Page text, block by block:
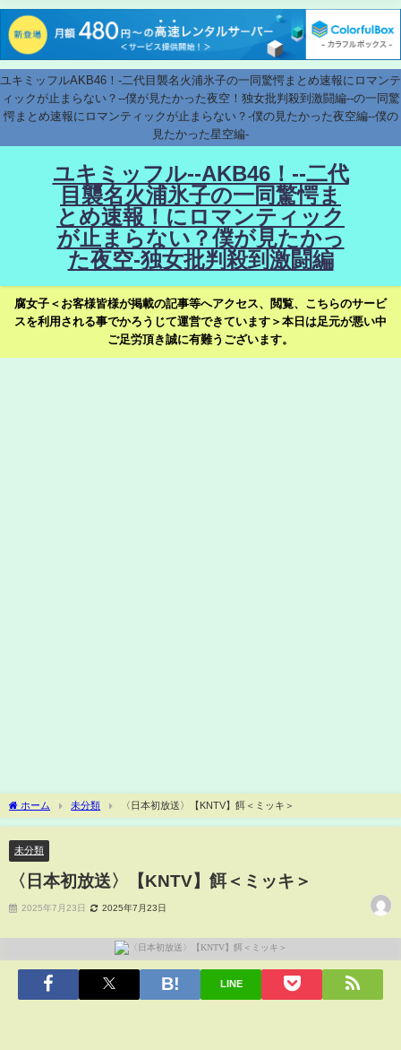
ユキミッフルAKB46！-二代目襲名火浦氷子の一同驚愕まとめ速報にロマンテ
ィックが止まらない？--僕が見たかった夜空！独女批判殺到激闘編--の一同驚
愕まとめ速報にロマンティックが止まらない？-僕の見たかった夜空編--僕の
見たかった星空編-
ユキミッフル--AKB46！--二代
目襲名火浦氷子の一同驚愕ま
とめ速報！にロマンティック
が止まらない？僕が見たかっ
た夜空-独女批判殺到激闘編
腐女子＜お客様皆様が掲載の記事等へアクセス、閲覧、こちらのサービ
スを利用される事でかろうじて運営できています＞本日は足元が悪い中
ご足労頂き誠に有難うございます。
ホーム 未分類 〈日本初放送〉【KNTV】餌＜ミッキ＞
未分類
〈日本初放送〉【KNTV】餌＜ミッキ＞
2025年7月23日 2025年7月23日
LINE